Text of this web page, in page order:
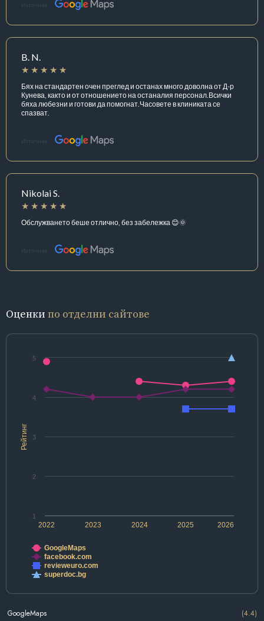
Източник:
B. N.
Бях на стандартен очен преглед и останах много доволна от Д-р
Кунева, както и от отношението на останалия персонал.Всички
бяха любезни и готови да помогнат.Часовете в клиниката се
спазват.
Източник:
Nikolai S.
Обслужването беше отлично, без забележка 😊🌞
Източник:
Оценки по отделни сайтове
Рейтинг
2022 2024 2026
2023 2025
1
2
3
4
5
GoogleMaps
facebook.com
revieweuro.com
superdoc.bg
GoogleMaps (4.4)